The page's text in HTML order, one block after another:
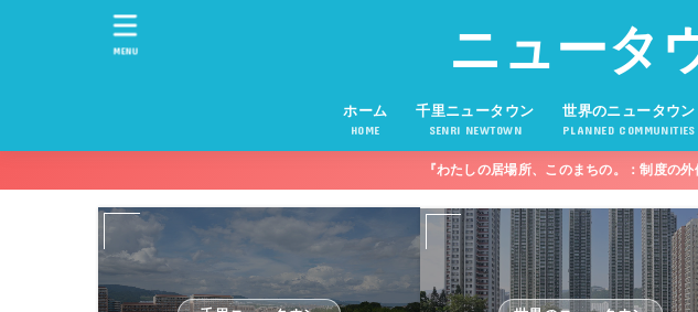
ニュータ
ホーム
HOME
千里ニュータウン
SENRI NEWTOWN
世界のニュータウン
PLANNED COMMUNITIES
MENU
『わたしの居場所、このまちの。：制度の